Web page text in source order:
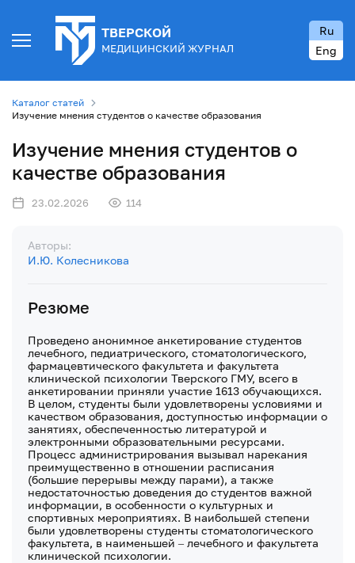
ТВЕРСКОЙ
МЕДИЦИНСКИЙ ЖУРНАЛ
Ru
Eng
Каталог статей
Изучение мнения студентов о качестве образования
Изучение мнения студентов о
качестве образования
23.02.2026 114
Авторы:
И.Ю. Колесникова
Резюме
Проведено анонимное анкетирование студентов
лечебного, педиатрического, стоматологического,
фармацевтического факультета и факультета
клинической психологии Тверского ГМУ, всего в
анкетировании приняли участие 1613 обучающихся.
В целом, студенты были удовлетворены условиями и
качеством образования, доступностью информации о
занятиях, обеспеченностью литературой и
электронными образовательными ресурсами.
Процесс администрирования вызывал нарекания
преимущественно в отношении расписания
(большие перерывы между парами), а также
недостаточностью доведения до студентов важной
информации, в особенности о культурных и
спортивных мероприятиях. В наибольшей степени
были удовлетворены студенты стоматологического
факультета, в наименьшей – лечебного и факультета
клинической психологии.